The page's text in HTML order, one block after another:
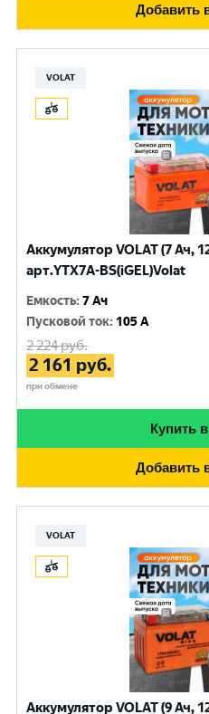
Добавить
VOLAT
Аккумулятор VOLAT (7 Ач,
арт.YTX7A-BS(iGEL)Volat
Емкость:7 Ач
Пусковой ток: 105 A
2 224руб.
2 161 руб.
при обмене
Купить
Добавить
VOLAT
Аккумулятор VOLAT (9 Ач,